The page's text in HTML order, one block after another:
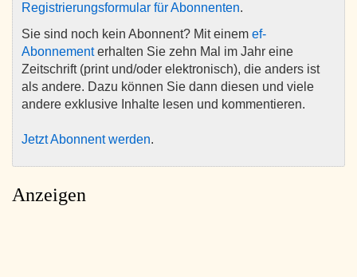
Registrierungsformular für Abonnenten.
Sie sind noch kein Abonnent? Mit einem ef-
Abonnementerhalten Sie zehn Mal im Jahr eine
Zeitschrift (print und/oder elektronisch), die anders ist
als andere. Dazu können Sie dann diesen und viele
andere exklusive Inhalte lesen und kommentieren.
Jetzt Abonnent werden.
Anzeigen